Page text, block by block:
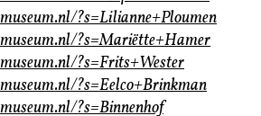
?s=Lilianne+Ploumen
?s=Mariëtte+Hamer
?s=Frits+Wester
?s=Eelco+Brinkman
?s=Binnenhof